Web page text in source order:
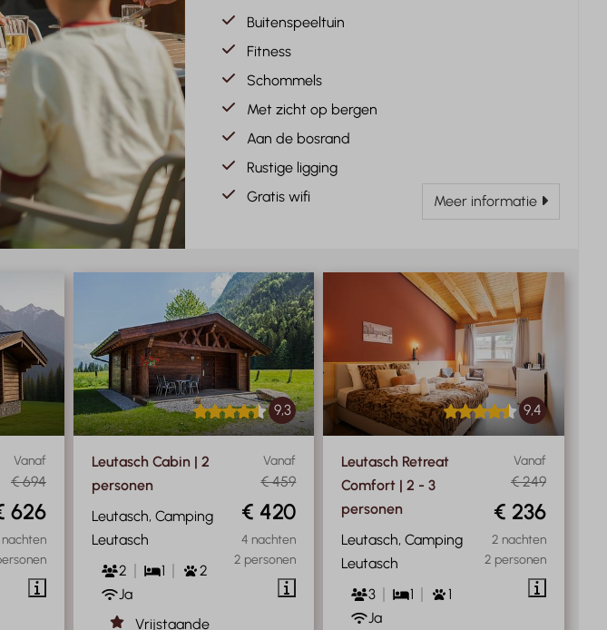
Buitenspeeltuin
Fitness
Schommels
Met zicht op bergen
Aan de bosrand
Rustige ligging
Gratis wifi
Meer informatie
Vanaf
€ 694
626
9,3
Vanaf
€ 459
€ 420
4 nachten
2 personen
Leutasch Cabin | 2
personen
Leutasch, Camping
Leutasch
2
1
2
Ja
Vrijstaande
9,4
Vanaf
€ 249
€ 236
2 nachten
2 personen
Leutasch Retreat
Comfort | 2 - 3
personen
Leutasch, Camping
Leutasch
3
1
1
Ja